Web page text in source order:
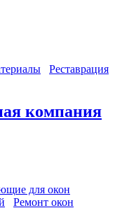
Реставрация
компания
для окон
Ремонт окон